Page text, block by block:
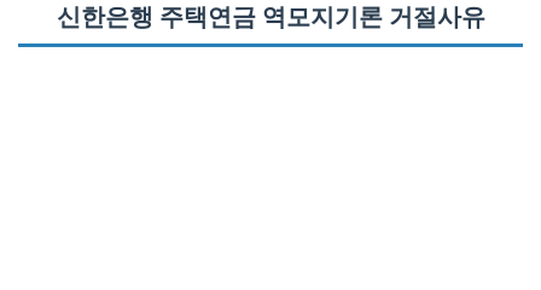
신한은행 주택연금 역모지기론 거절사유